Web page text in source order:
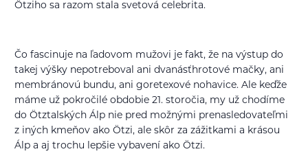
Ötziho sa razom stala svetová celebrita.
Čo fascinuje na ľadovom mužovi je fakt, že na výstup do
takej výšky nepotreboval ani dvanásťhrotové mačky, ani
membránovú bundu, ani goretexové nohavice. Ale keďže
máme už pokročilé obdobie 21. storočia, my už chodíme
do Ötztalských Álp nie pred možnými prenasledovateľmi
z iných kmeňov ako Ötzi, ale skôr za zážitkami a krásou
Álp a aj trochu lepšie vybavení ako Ötzi.